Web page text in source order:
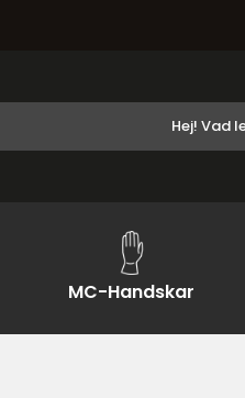
MC-Handskar